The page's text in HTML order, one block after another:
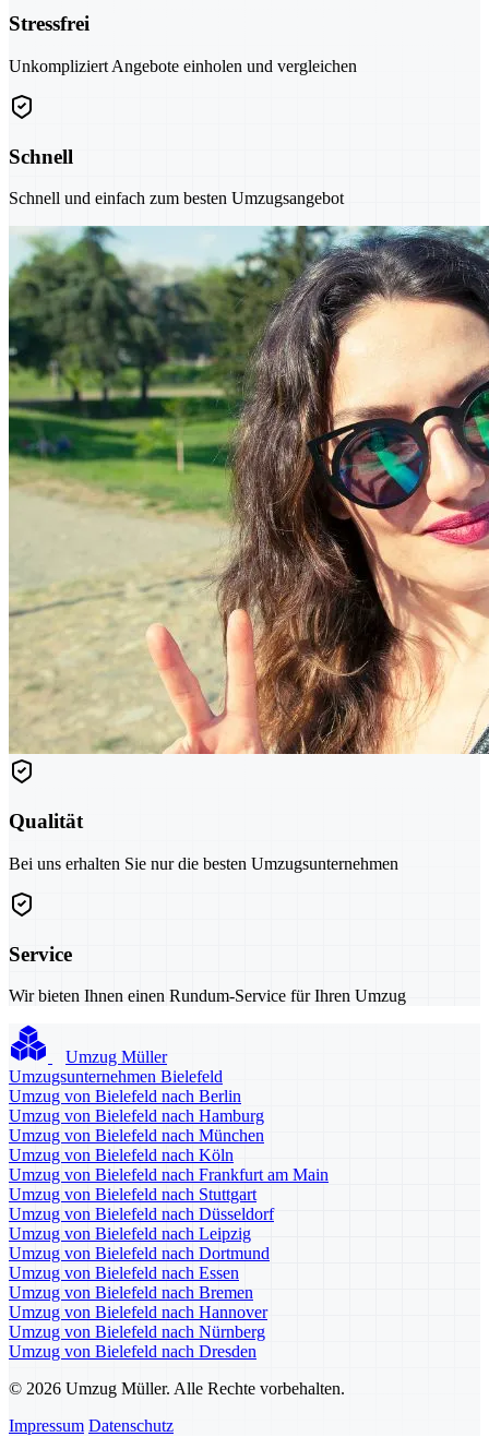
Stressfrei
Unkompliziert Angebote einholen und vergleichen
Schnell
Schnell und einfach zum besten Umzugsangebot
Qualität
Bei uns erhalten Sie nur die besten Umzugsunternehmen
Service
Wir bieten Ihnen einen Rundum-Service für Ihren Umzug
Umzug Müller
Umzugsunternehmen Bielefeld
Umzug von Bielefeld nach Berlin
Umzug von Bielefeld nach Hamburg
Umzug von Bielefeld nach München
Umzug von Bielefeld nach Köln
Umzug von Bielefeld nach Frankfurt am Main
Umzug von Bielefeld nach Stuttgart
Umzug von Bielefeld nach Düsseldorf
Umzug von Bielefeld nach Leipzig
Umzug von Bielefeld nach Dortmund
Umzug von Bielefeld nach Essen
Umzug von Bielefeld nach Bremen
Umzug von Bielefeld nach Hannover
Umzug von Bielefeld nach Nürnberg
Umzug von Bielefeld nach Dresden
© 2026 Umzug Müller. Alle Rechte vorbehalten.
Impressum Datenschutz